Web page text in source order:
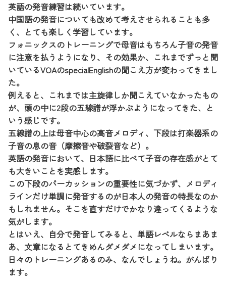
英語の発音練習は続いています。
中国語の発音についても改めて考えさせられることも多
く、とても楽しく学習しています。
フォニックスのトレーニングで母音はもちろん子音の発音
に注意を払うようになり、その効果か、これまでずっと聞
いているVOAのspecialEnglishの聞こえ方が変わってきまし
た。
例えると、これまでは主旋律しか聞こえていなかったもの
が、頭の中に2段の五線譜が浮かぶようになってきた、と
いう感じです。
五線譜の上は母音中心の高音メロディ、下段は打楽器系の
子音の息の音（摩擦音や破裂音など）。
英語の発音において、日本語に比べて子音の存在感がとて
も大きいことを実感します。
この下段のパーカッションの重要性に気づかず、メロディ
ラインだけ単調に発音するのが日本人の発音の特長なのか
もしれません。そこを直すだけでかなり違ってくるような
気がします。
とはいえ、自分で発音してみると、単語レベルならまあま
あ、文章になるとてきめんダメダメになってしまいます。
日々のトレーニングあるのみ、なんでしょうね。がんばり
ます。